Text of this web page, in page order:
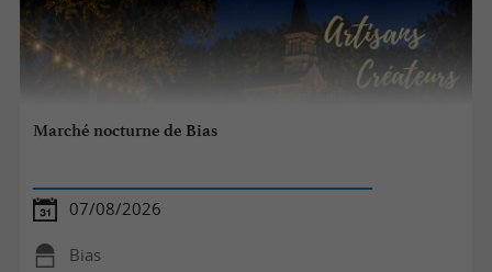
Marché nocturne de Bias
07/08/2026
Bias